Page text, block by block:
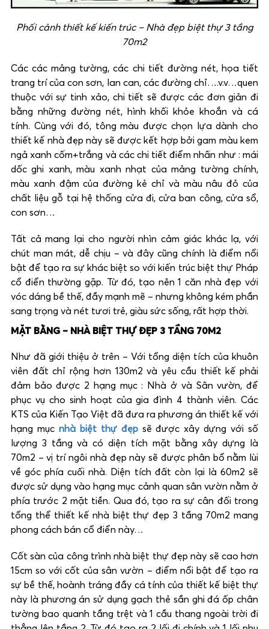
Phối cảnh thiết kế kiến trúc – Nhà đẹp biệt thự 3 tầng
70m2
Các các mảng tường, các chi tiết đường nét, họa tiết
trang trí của con sơn, lan can, các đường chỉ….v.v…quen
thuộc với sự tinh xảo, chi tiết sẽ được các đơn giản đi
bằng những đường nét, hình khối khỏe khoắn và cá
tính. Cùng với đó, tông màu được chọn lựa dành cho
thiết kế nhà đẹp này sẽ được kết hợp bởi gam màu kem
ngả xanh cốm+trắng và các chi tiết điểm nhấn như : mái
dốc ghi xanh, màu xanh nhạt của mảng tường chính,
màu xanh đậm của đường kẻ chỉ và màu nâu đỏ của
chất liệu gỗ tại hệ thống cửa đi, cửa ban công, cửa sổ,
con sơn…
Tất cả mang lại cho người nhìn cảm giác khác lạ, với
chút man mát, dễ chịu – và đây cũng chính là điểm nổi
bật để tạo ra sự khác biệt so với kiến trúc biệt thự Pháp
cổ điển thường gặp. Từ đó, tạo nên 1 căn nhà đẹp với
vóc dáng bề thế, đầy mạnh mẽ – nhưng không kém phần
sang trọng và nét tươi trẻ, giàu sức sống, rất hợp thời.
MẶT BẰNG – NHÀ BIỆT THỰ ĐẸP 3 TẦNG 70M2
Như đã giới thiệu ở trên – Với tổng diện tích của khuôn
viên đất chỉ rộng hơn 130m2 và yêu cầu thiết kế phải
đảm bảo được 2 hạng mục : Nhà ở và Sân vườn, để
phục vụ cho sinh hoạt của gia đình 4 thành viên. Các
KTS của Kiến Tạo Việt đã đưa ra phương án thiết kế với
hạng mục nhà biệt thự đẹp sẽ được xây dựng với số
lượng 3 tầng và có diện tích mặt bằng xây dựng là
70m2 – vị trí ngôi nhà đẹp này sẽ được phân bổ nằm lùi
về góc phía cuối nhà. Diện tích đất còn lại là 60m2 sẽ
được sử dụng vào hạng mục cảnh quan sân vườn nằm ở
phía trước 2 mặt tiền. Qua đó, tạo ra sự cân đối trong
tổng thể thiết kế nhà biệt thự đẹp 3 tầng 70m2 mang
phong cách bán cổ điển này…
Cốt sàn của công trình nhà biệt thự đẹp này sẽ cao hơn
15cm so với cốt của sân vườn – điểm nổi bật để tạo ra
sự bề thế, hoành tráng đầy cá tính của thiết kế biệt thự
này là phương án sử dụng gạch thẻ sần ghi đá ốp chân
tường bao quanh tầng trệt và 1 cầu thang ngoài trời đi